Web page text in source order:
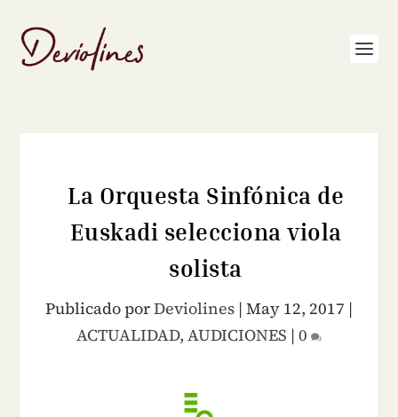
La Orquesta Sinfónica de
Euskadi selecciona viola
solista
Publicado porDeviolines | May 12, 2017 |
ACTUALIDAD, AUDICIONES | 0